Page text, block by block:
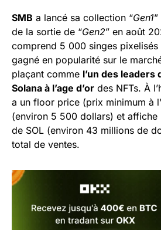
SMB a lancé sa collection “Gen1
de la sortie de “Gen2” en août
comprend 5 000 singes
gagné en popularité sur le
plaçant comme l’un des leaders
Solana à l’age d’or des NFTs. À
a un floor price (prix minimum à
(environ 5 500 dollars) et affiche
de SOL (environ 43 millions de
total de ventes.